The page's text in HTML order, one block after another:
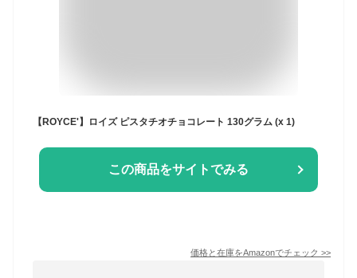
【ROYCE'】ロイズ ピスタチオチョコレート 130グラム (x 1)
この商品をサイトでみる
価格と在庫をAmazonでチェック >>